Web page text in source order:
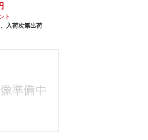
ト
入荷次第出荷